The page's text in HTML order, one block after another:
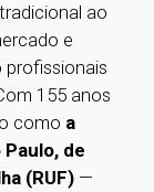
ao
e
155 anos
como a
de
(RUF) —